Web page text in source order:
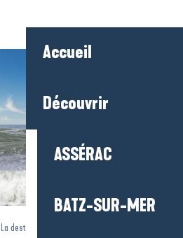
Accueil
Découvrir
ASSÉRAC
BATZ-SUR-MER
La destination